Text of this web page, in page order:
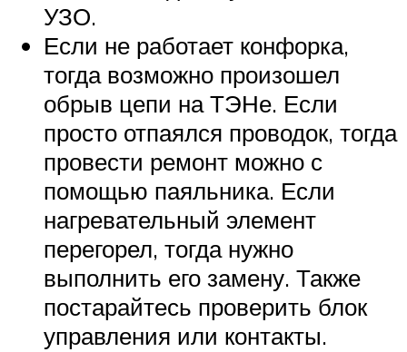
УЗО.
Если не работает конфорка,
тогда возможно произошел
обрыв цепи на ТЭНе. Если
просто отпаялся проводок, тогда
провести ремонт можно с
помощью паяльника. Если
нагревательный элемент
перегорел, тогда нужно
выполнить его замену. Также
постарайтесь проверить блок
управления или контакты.